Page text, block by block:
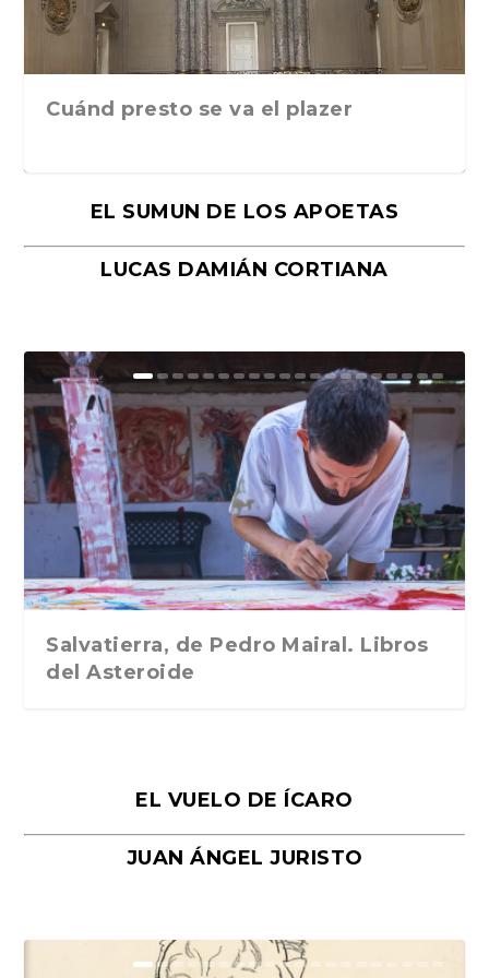
Cuánd presto se va el plazer
Moral, de Lyra Ekström Lindbäck.
Traducción de Car...
Revolución, de Hugo Gonçalves.
Libros del Asteroid...
«La música ha sido el gran amor de
mi vida». Esthe...
«El barman del Ritz», de Philippe
Collin. Traducci...
Mañanas de editorial, noches de
Bocaccio
EL SUMUN DE LOS APOETAS
LUCAS DAMIÁN CORTIANA
Salvatierra, de Pedro Mairal. Libros
del Asteroide
EL VUELO DE ÍCARO
JUAN ÁNGEL JURISTO